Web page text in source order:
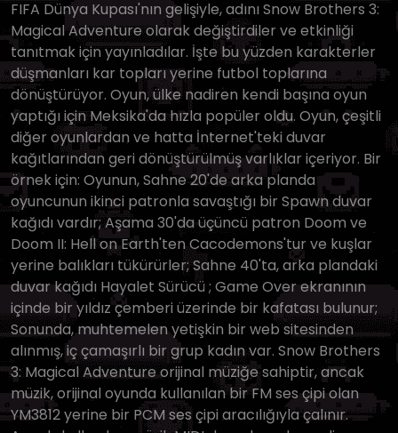
FIFA Dünya Kupası'nın gelişiyle, adını Snow Brothers 3:
Magical Adventure olarak değiştirdiler ve etkinliği
tanıtmak için yayınladılar. İşte bu yüzden karakterler
düşmanları kar topları yerine futbol toplarına
dönüştürüyor. Oyun, ülke nadiren kendi başına oyun
yaptığı için Meksika'da hızla popüler oldu. Oyun, çeşitli
diğer oyunlardan ve hatta İnternet'teki duvar
kağıtlarından geri dönüştürülmüş varlıklar içeriyor. Bir
örnek için: Oyunun, Sahne 20'de arka planda
oyuncunun ikinci patronla savaştığı bir Spawn duvar
kağıdı vardır; Aşama 30'da üçüncü patron Doom ve
Doom II: Hell on Earth'ten Cacodemons'tur ve kuşlar
yerine balıkları tükürürler; Sahne 40'ta, arka plandaki
duvar kağıdı Hayalet Sürücü ; Game Over ekranının
içinde bir yıldız çemberi üzerinde bir kafatası bulunur;
Sonunda, muhtemelen yetişkin bir web sitesinden
alınmış, iç çamaşırlı bir grup kadın var. Snow Brothers
3: Magical Adventure orijinal müziğe sahiptir, ancak
müzik, orijinal oyunda kullanılan bir FM ses çipi olan
YM3812 yerine bir PCM ses çipi aracılığıyla çalınır.